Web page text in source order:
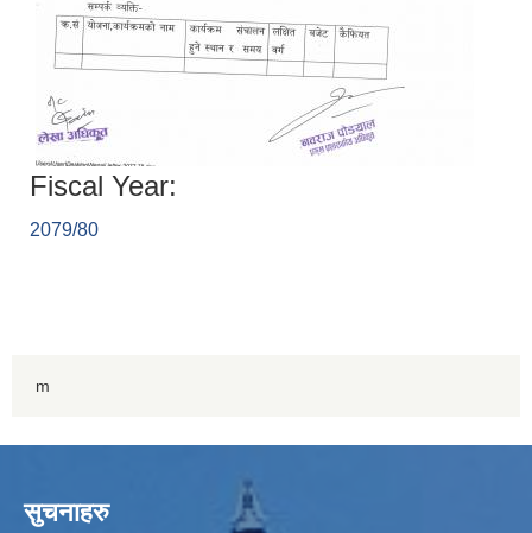
Fiscal Year:
2079/80
m
सुचनाहरु